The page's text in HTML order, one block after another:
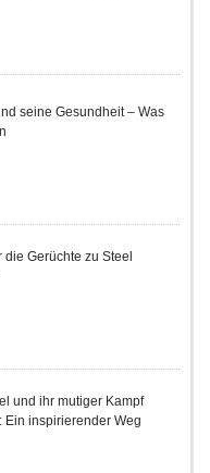
seine Gesundheit – Was
Gerüchte zu Steel
und ihr mutiger Kampf
Ein inspirierender Weg